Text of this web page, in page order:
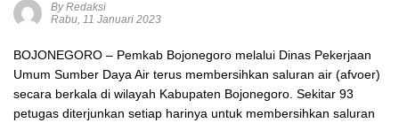
By Redaksi
Rabu, 11 Januari 2023
BOJONEGORO – Pemkab Bojonegoro melalui Dinas Pekerjaan
Umum Sumber Daya Air terus membersihkan saluran air (afvoer)
secara berkala di wilayah Kabupaten Bojonegoro. Sekitar 93
petugas diterjunkan setiap harinya untuk membersihkan saluran